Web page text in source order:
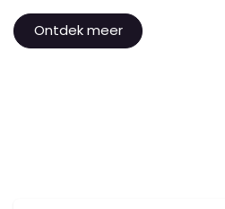
Ontdek meer